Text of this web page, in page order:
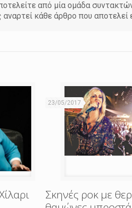
από μία ομάδα
κάθε άρθρο που
23/05/2017
Σκηνές ροκ με